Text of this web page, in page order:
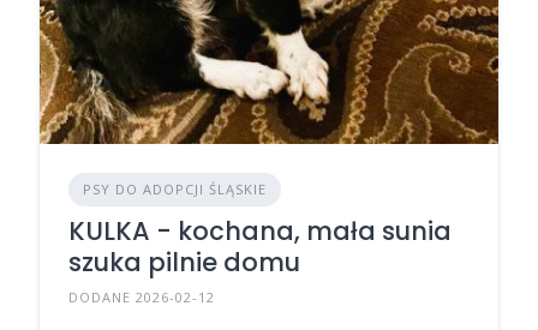
PSY DO ADOPCJI ŚLĄSKIE
KULKA - kochana, mała sunia
szuka pilnie domu
DODANE 2026-02-12